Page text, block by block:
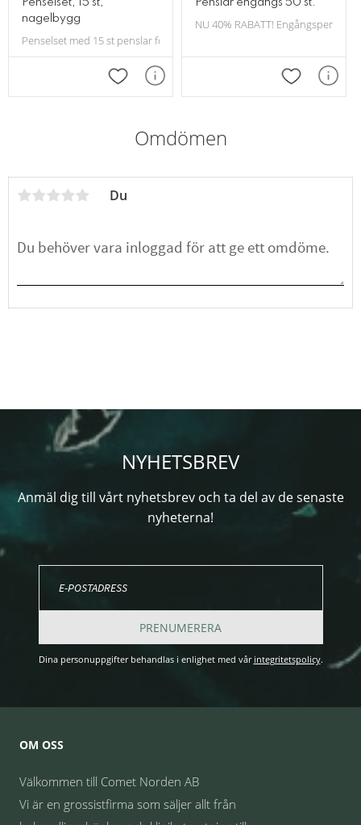
Omdömen
Du
Penselset, 15 st,
nagelbygg
Penselset med 15 st penslar för nagelbygg.
Lägg till i favoriter
Penslar engångs 50 st.
NU 40% RABATT! Engångspensel
Lägg till i
NYHETSBREV
Anmäl dig till vårt nyhetsbrev och ta del av de senaste
nyheterna!
PRENUMERERA
Dina personuppgifter behandlas i enlighet med vår integritetspolicy.
OM OSS
Välkommen till Comet Norden AB
Vi är en grossistfirma som säljer allt från